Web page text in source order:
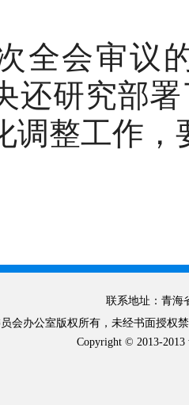
全会审议
还研究部
调整工作
联系地址：青
会办公室版权所有，未经书面授权
Copyright © 2013-2013